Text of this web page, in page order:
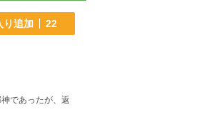
り追加 22
であったが、返